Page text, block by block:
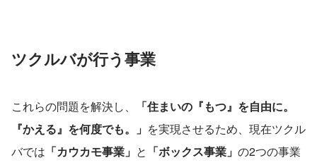
ツクルバが行う事業
これらの問題を解決し、
「住まいの『もつ』を自由に。
『かえる』を何度でも。」 を実現させるため、現在ツクル
バでは 「カウカモ事業」 と 「ボックス事業」 の2つの事業